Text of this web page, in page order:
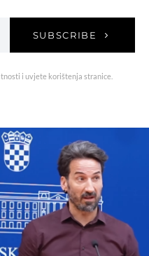
SUBSCRIBE
i uvjete korištenja stranice.